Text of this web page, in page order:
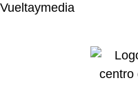
Vueltaymedia